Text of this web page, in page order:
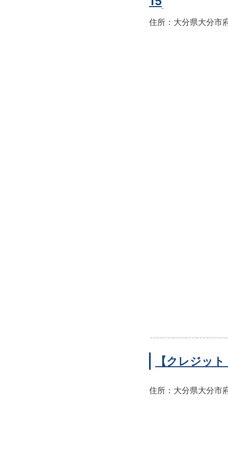
住所：大分県大分市
【クレジッ
住所：大分県大分市